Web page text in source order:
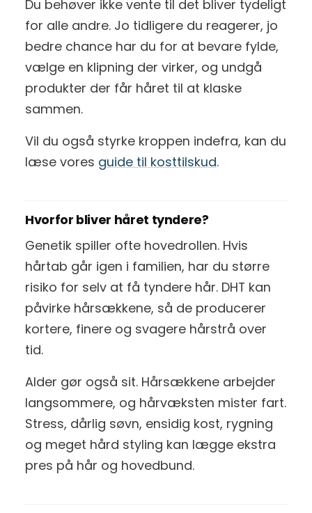
Du behøver ikke vente til det bliver tydeligt
for alle andre. Jo tidligere du reagerer, jo
bedre chance har du for at bevare fylde,
vælge en klipning der virker, og undgå
produkter der får håret til at klaske
sammen.
Vil du også styrke kroppen indefra, kan du
læse vores guide til kosttilskud.
Hvorfor bliver håret tyndere?
Genetik spiller ofte hovedrollen. Hvis
hårtab går igen i familien, har du større
risiko for selv at få tyndere hår. DHT kan
påvirke hårsækkene, så de producerer
kortere, finere og svagere hårstrå over
tid.
Alder gør også sit. Hårsækkene arbejder
langsommere, og hårvæksten mister fart.
Stress, dårlig søvn, ensidig kost, rygning
og meget hård styling kan lægge ekstra
pres på hår og hovedbund.